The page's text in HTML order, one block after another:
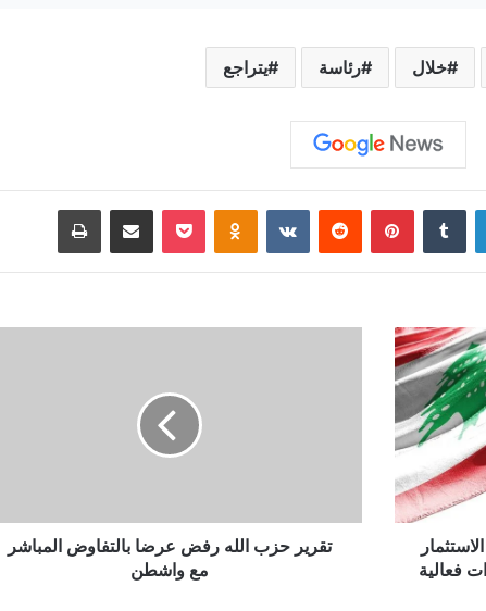
خلال رئاسة يتراجع
لينكدإن بينتيريست ‏VKontakte
فعالية
ا
تقرير حزب الله رفض عرضا بالتفاوض المباشر
مع واشطن